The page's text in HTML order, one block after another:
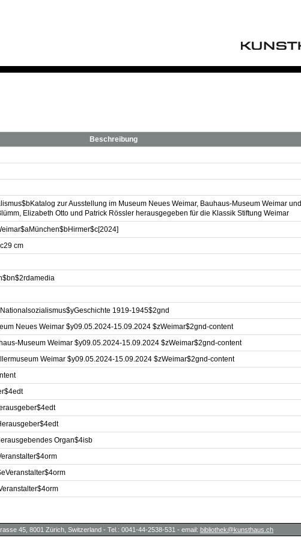
Beschreibung
zur Ausstellung im Museum Neues Weimar, Bauhaus-Museum Weimar und
Elizabeth Otto und Patrick Rössler herausgegeben für die Klassik Stiftung Weimar
cm
1919-1945$2gnd
Neues Weimar $y09.05.2024-15.09.2024 $zWeimar$2gnd-content
Museum Weimar $y09.05.2024-15.09.2024 $zWeimar$2gnd-content
Weimar $y09.05.2024-15.09.2024 $zWeimar$2gnd-content
Organ$4isb
45, 8001 Zürich, Switzerland - Tel.: 0041-44-2538-531 - email: bibliothek@kunsthaus.ch